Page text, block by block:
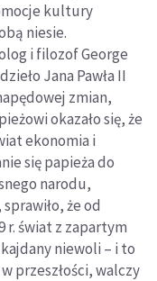
kultury
niesie.
i filozof George
Jana Pawła II
zmian,
okazało się, że
ekonomia i
się papieża do
narodu,
że od
r. świat z zapartym
niewoli – i to
przeszłości, walczy